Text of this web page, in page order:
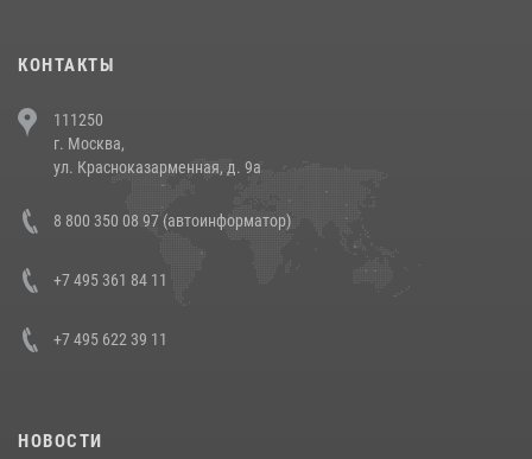
напавших на бригаду скорой помощи (видео)
14 июля 2026, 12:20
В Росгвардии прошла военно-научная конференция по обобщению
боевого опыта
КОНТАКТЫ
111250
г. Москва,
ул. Красноказарменная, д. 9а
8 800 350 08 97 (автоинформатор)
+7 495 361 84 11
+7 495 622 39 11
НОВОСТИ